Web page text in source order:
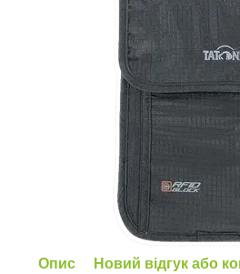
Опис Новий відгук або